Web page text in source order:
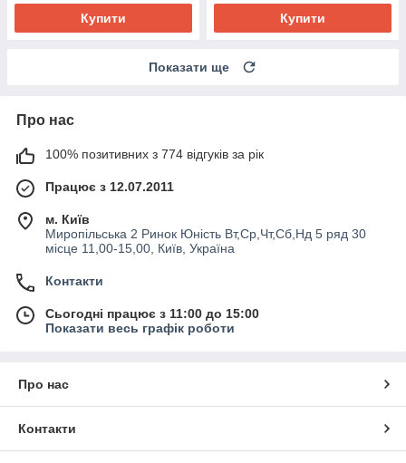
Купити Купити
Показати ще
Про нас
100% позитивних з 774 відгуків за рік
Працює з 12.07.2011
м. Київ
Миропільська 2 Ринок Юність Вт,Ср,Чт,Сб,Нд 5 ряд 30
місце 11,00-15,00, Київ, Україна
Контакти
Сьогодні працює з 11:00 до 15:00
Показати весь графік роботи
Про нас
Контакти